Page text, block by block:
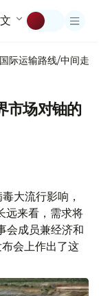
际运输路线/中间走廊
市场对铀的
大流行影响，
远来看，需求将
会成员兼经济和
会上作出了这